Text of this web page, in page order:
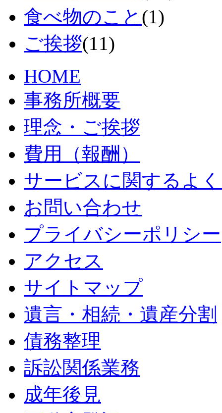
食べ物のこと (1)
ご挨拶(11)
HOME
事務所概要
理念・ご挨拶
費用（報酬）
サービスに関するよ
お問い合わせ
プライバシーポリシー
アクセス
サイトマップ
遺言・相続・遺産分割
債務整理
訴訟関係業務
成年後見